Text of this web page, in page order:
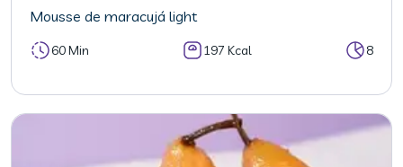
Mousse de maracujá light
60 Min 197 Kcal 8